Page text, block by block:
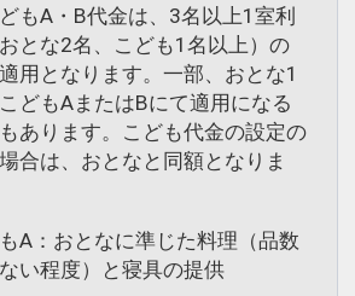
どもA・B代金は、3名以上1室利
とな2名、こども1名以上）の
用となります。一部、おとな1
どもAまたはBにて適用になる
あります。こども代金の設定の
合は、おとなと同額となりま
A：おとなに準じた料理（品数
い程度）と寝具の提供